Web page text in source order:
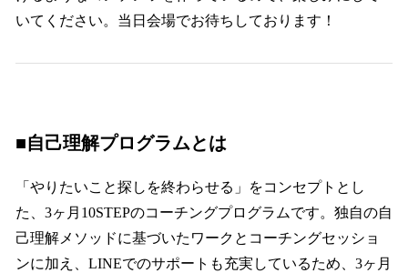
いてください。当日会場でお待ちしております！
■自己理解プログラムとは
「やりたいこと探しを終わらせる」をコンセプトとし
た、3ヶ月10STEPのコーチングプログラムです。独自の自
己理解メソッドに基づいたワークとコーチングセッショ
ンに加え、LINEでのサポートも充実しているため、3ヶ月